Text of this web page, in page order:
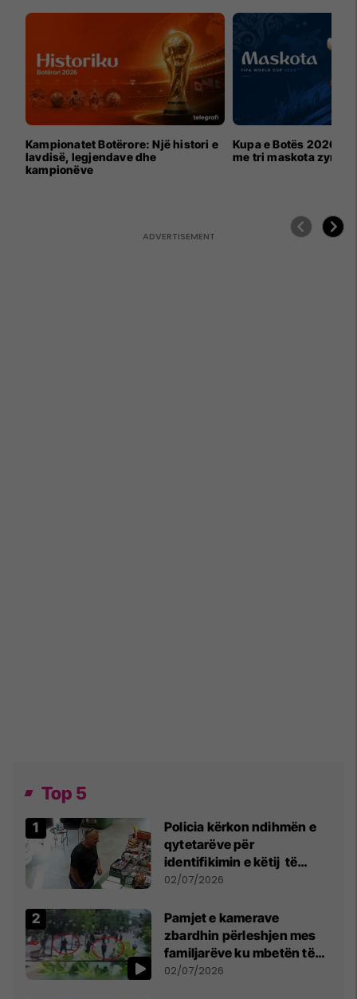
Kampionatet Botërore: Një histori e
lavdisë, legjendave dhe
kampionëve
Kupa e Botës 2026
me tri maskota zyrtare
Top 5
Policia kërkon ndihmën e
qytetarëve për
identifikimin e këtij të
dyshuari
02/07/2026
Pamjet e kamerave
zbardhin përleshjen mes
familjarëve ku mbetën të
plagosur katër persona
02/07/2026